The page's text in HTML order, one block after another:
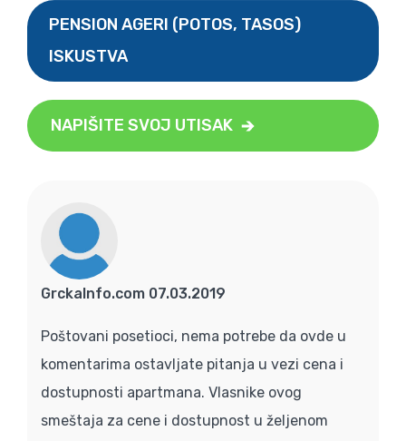
PENSION AGERI (POTOS, TASOS)
ISKUSTVA
NAPIŠITE SVOJ UTISAK
GrckaInfo.com 07.03.2019
Poštovani posetioci, nema potrebe da ovde u
komentarima ostavljate pitanja u vezi cena i
dostupnosti apartmana. Vlasnike ovog
smeštaja za cene i dostupnost u željenom